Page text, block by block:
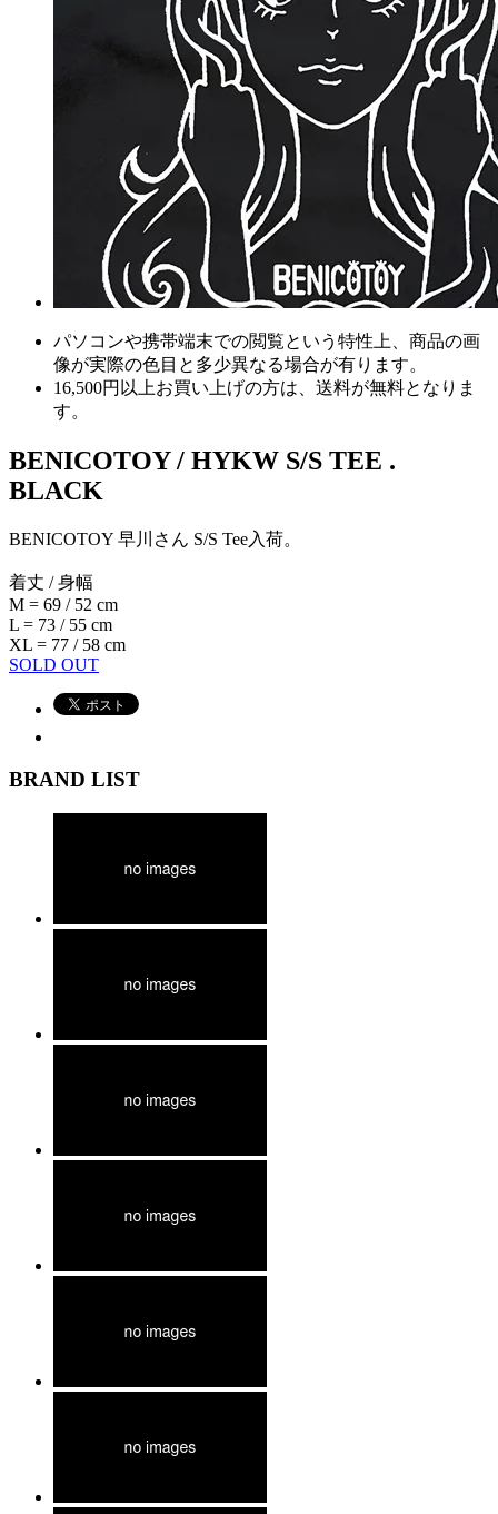
パソコンや携帯端末での閲覧という特性上、商品の画
像が実際の色目と多少異なる場合が有ります。
16,500円以上お買い上げの方は、 送料が無料となりま
す。
BENICOTOY / HYKW S/S TEE .
BLACK
BENICOTOY 早川さん S/S Tee入荷。
着丈 / 身幅
M = 69 / 52 cm
L = 73 / 55 cm
XL = 77 / 58 cm
SOLD OUT
BRAND LIST